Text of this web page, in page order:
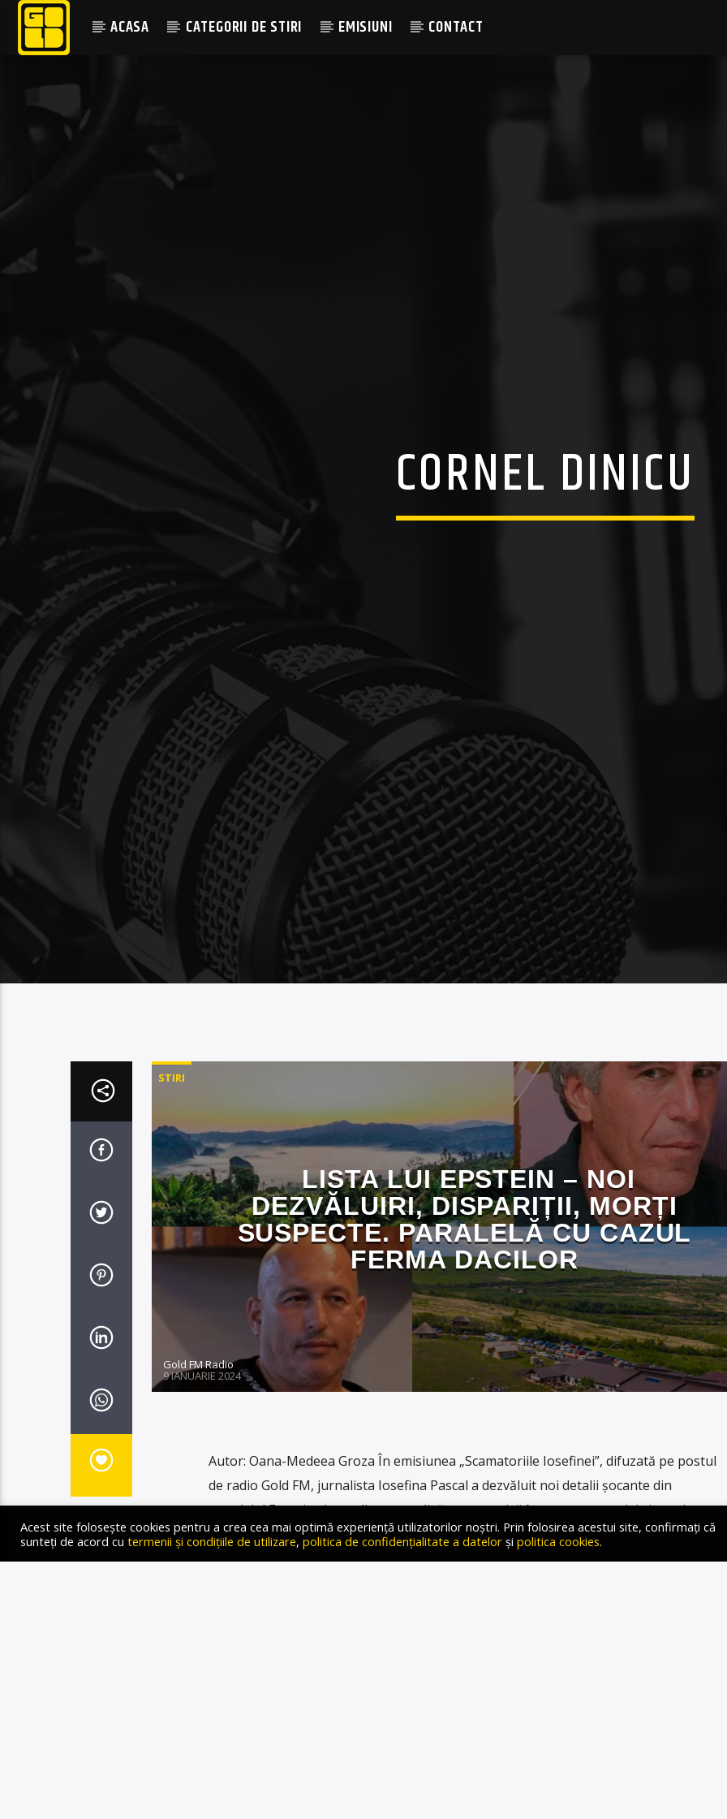
ACASA CATEGORII DE STIRI EMISIUNI CONTACT
CORNEL DINICU
STIRI
LISTA LUI EPSTEIN – NOI
DEZVĂLUIRI, DISPARIȚII, MORȚI
SUSPECTE. PARALELĂ CU CAZUL
FERMA DACILOR
Gold FM Radio
9 IANUARIE 2024
Autor: Oana-Medeea Groza În emisiunea „Scamatoriile Iosefinei”, difuzată pe postul
de radio Gold FM, jurnalista Iosefina Pascal a dezvăluit noi detalii șocante din
scandalul Epstein și a realizat o analiză comparativă între acest scandal și cazul
Ferma Dacilor. În ancheta despre cazul Epstein au apărut noi dezvăluiri legate de
faptul că relațiile sexuale dintre oameni […]
Acest site folosește cookies pentru a crea cea mai optimă experiență utilizatorilor noștri. Prin folosirea acestui site, confirmați că
sunteți de acord cu termenii și condițiile de utilizare, politica de confidențialitate a datelor și politica cookies.